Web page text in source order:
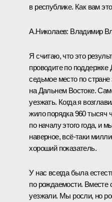
в республике. Как вам
А.Николаев: Владимир
Я считаю, что это
проводите по поддержке
седьмое место по
на Дальнем Востоке.
уезжать. Когда я
жило порядка 960 тысяч
по началу этого года, и
наверное, всё-таки
хороший показатель.
У нас всегда была
по рождаемости. Вместе
уезжали. Мы росли, но